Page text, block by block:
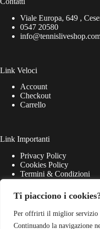
Ti piacciono i
Per offrirti il miglior servizio
Continuando la navigazione
Viale Europa, 649 ,
0547 20580
Link Veloci
Account
Checkout
Carrello
Link Importanti
Privacy Policy
Cookies Policy
Termini & Condizioni